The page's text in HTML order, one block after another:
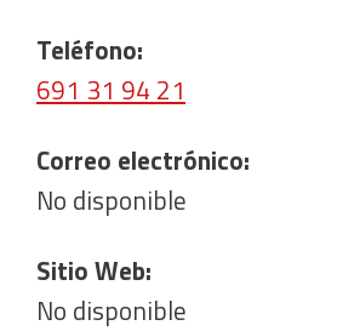
Teléfono:
691 31 94 21
Correo electrónico:
No disponible
Sitio Web:
No disponible